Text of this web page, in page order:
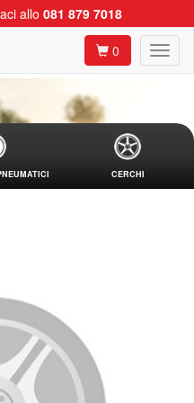
allo 081 879 7018
0
CERCHI